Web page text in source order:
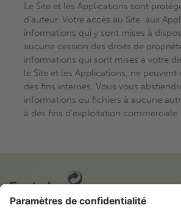
Le Site et les Applications sont
d’auteur. Votre accès au Site, aux
informations qui y sont mises à
aucune cession des droits de
informations qui sont mises à votre
le Site et les Applications, ne peuvent
des fins internes. Vous vous
informations ou fichiers à aucune
à des fins d’exploitation commerciale.